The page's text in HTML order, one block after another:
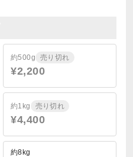
約500g 売り切れ
¥2,200
約1kg 売り切れ
¥4,400
約8kg